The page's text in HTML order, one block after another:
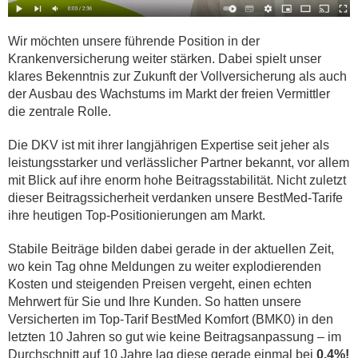
Wir möchten unsere führende Position in der
Krankenversicherung weiter stärken. Dabei spielt unser
klares Bekenntnis zur Zukunft der Vollversicherung als auch
der Ausbau des Wachstums im Markt der freien Vermittler
die zentrale Rolle.
Die DKV ist mit ihrer langjährigen Expertise seit jeher als
leistungsstarker und verlässlicher Partner bekannt, vor allem
mit Blick auf ihre enorm hohe Beitragsstabilität. Nicht zuletzt
dieser Beitragssicherheit verdanken unsere BestMed-Tarife
ihre heutigen Top-Positionierungen am Markt.
Stabile Beiträge bilden dabei gerade in der aktuellen Zeit,
wo kein Tag ohne Meldungen zu weiter explodierenden
Kosten und steigenden Preisen vergeht, einen echten
Mehrwert für Sie und Ihre Kunden. So hatten unsere
Versicherten im Top-Tarif BestMed Komfort (BMK0) in den
letzten 10 Jahren so gut wie keine Beitragsanpassung – im
Durchschnitt auf 10 Jahre lag diese gerade einmal bei 0,4%!